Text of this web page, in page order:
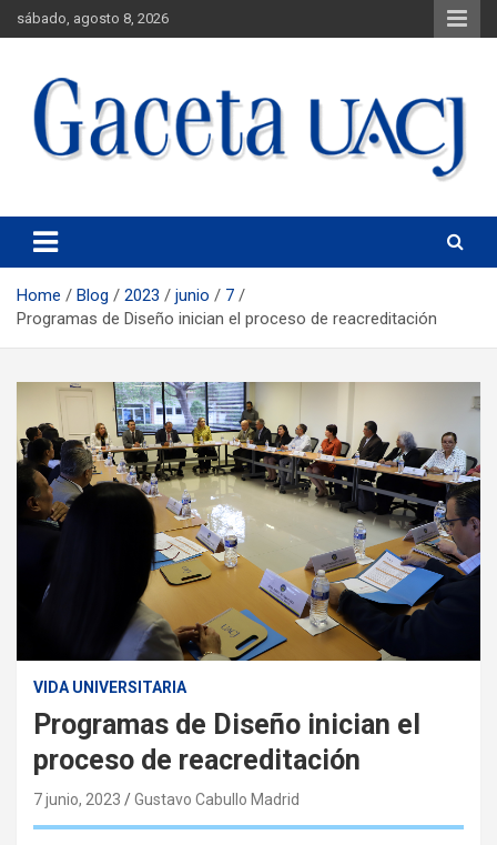
sábado, agosto 8, 2026
Gaceta UACJ
Home Blog 2023 junio
7
Programas de Diseño inician el proceso de reacreditación
VIDA UNIVERSITARIA
Programas de Diseño inician el
proceso de reacreditación
7 junio, 2023 Gustavo Cabullo Madrid